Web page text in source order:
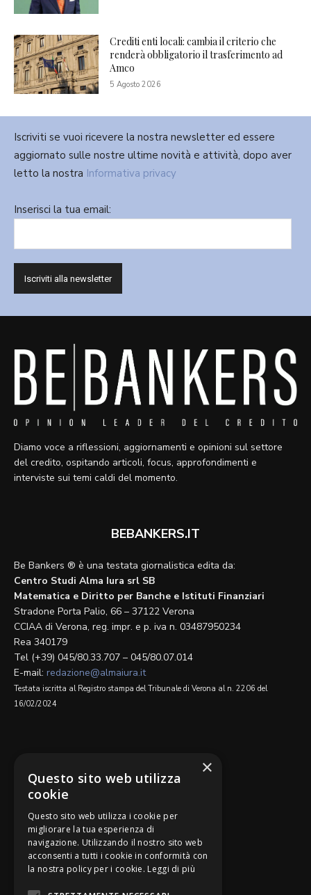
Crediti enti locali: cambia il criterio che
renderà obbligatorio il trasferimento ad
Amco
5 Agosto 2026
Iscriviti se vuoi ricevere la nostra newsletter ed essere
aggiornato sulle nostre ultime novità e attività, dopo aver
letto la nostra Informativa privacy
Inserisci la tua email:
Diamo voce a riflessioni, aggiornamenti e opinioni sul settore
del credito, ospitando articoli, focus, approfondimenti e
interviste sui temi caldi del momento.
BEBANKERS.IT
Be Bankers ® è una testata giornalistica edita da:
Centro Studi Alma Iura srl SB
Matematica e Diritto per Banche e Istituti Finanziari
Stradone Porta Palio, 66 – 37122 Verona
CCIAA di Verona, reg. impr. e p. iva n. 03487950234
Rea 340179
Tel (+39) 045/80.33.707 – 045/80.07.014
E-mail: redazione@almaiura.it
Testata iscritta al Registro stampa del Tribunale di Verona al n. 2206 del
16/02/2024
Be Bankers è ideato da
×
Questo sito web utilizza
cookie
Questo sito web utilizza i cookie per
migliorare la tua esperienza di
navigazione. Utilizzando il nostro sito web
acconsenti a tutti i cookie in conformità con
la nostra policy per i cookie. Leggi di più